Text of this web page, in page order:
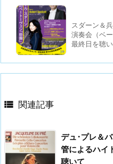
スダーン＆
演奏会（ベ
最終日を聴
 関連記事
デュ･プレ＆
管によるハイ
聴いて